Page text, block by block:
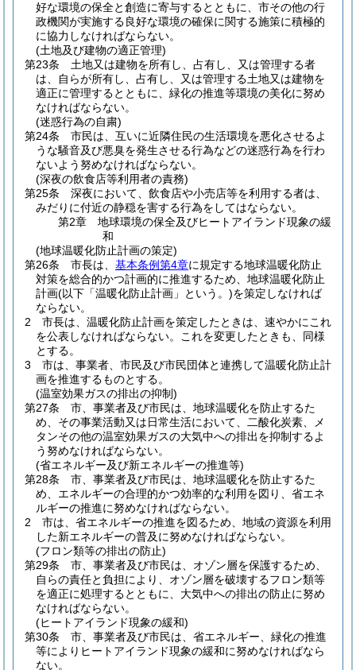
好な環境の保全と創造に寄与するとともに、市その他の行
政機関が実施する良好な環境の確保に関する施策に積極的
に協力しなければならない。
(土地及び建物の適正管理)
第23条
土地又は建物を所有し、占有し、又は管理する者
は、自らが所有し、占有し、又は管理する土地又は建物を
適正に管理するとともに、緑化の推進等環境の美化に努め
なければならない。
(迷惑行為の自粛)
第24条
市民は、互いに近隣住民の生活環境を悪化させるよ
うな騒音及び悪臭を発生させる行為などの迷惑行為を行わ
ないよう努めなければならない。
(深夜の飲食店等利用者の責務)
第25条
深夜において、飲食店や小売店等を利用する者は、
みだりに付近の静穏を害する行為をしてはならない。
第2章
地球環境の保全及びヒートアイランド現象の緩
和
(地球温暖化防止計画の策定)
第26条
市長は、 基本条例第4章に規定する地球温暖化防止
対策を総合的かつ計画的に推進するため、地球温暖化防止
計画(以下「温暖化防止計画」という。)を策定しなければ
ならない。
2
市長は、温暖化防止計画を策定したときは、速やかにこれ
を公表しなければならない。
これを変更したときも、同様
とする。
3
市は、事業者、市民及び市民団体と連携して温暖化防止計
画を推進するものとする。
(温室効果ガスの排出の抑制)
第27条
市、事業者及び市民は、地球温暖化を防止するた
め、その事業活動又は日常生活において、二酸化炭素、メ
タンその他の温室効果ガスの大気中への排出を抑制するよ
う努めなければならない。
(省エネルギー及び新エネルギーの推進等)
第28条
市、事業者及び市民は、地球温暖化を防止するた
め、エネルギーの合理的かつ効率的な利用を図り、省エネ
ルギーの推進に努めなければならない。
2
市は、省エネルギーの推進を図るため、地域の資源を利用
した新エネルギーの普及に努めなければならない。
(フロン類等の排出の防止)
第29条
市、事業者及び市民は、オゾン層を保護するため、
自らの責任と負担により、オゾン層を破壊するフロン類等
を適正に処理するとともに、大気中への排出の防止に努め
なければならない。
(ヒートアイランド現象の緩和)
第30条
市、事業者及び市民は、省エネルギー、緑化の推進
等によりヒートアイランド現象の緩和に努めなければなら
ない。